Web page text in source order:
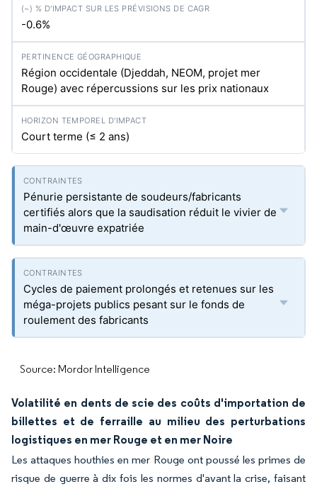
-0.6%
Région occidentale (Djeddah, NEOM, projet mer
Rouge) avec répercussions sur les prix nationaux
Court terme (≤ 2 ans)
Pénurie persistante de soudeurs/fabricants
certifiés alors que la saudisation réduit le vivier de
main-d'œuvre expatriée
Cycles de paiement prolongés et retenues sur les
méga-projets publics pesant sur le fonds de
roulement des fabricants
Source: Mordor Intelligence
Volatilité en dents de scie des coûts d'importation de
billettes et de ferraille au milieu des perturbations
logistiques en mer Rouge et en mer Noire
Les attaques houthies en mer Rouge ont poussé les primes de
risque de guerre à dix fois les normes d'avant la crise, faisant